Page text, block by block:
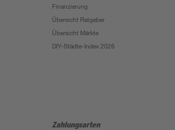
Finanzierung
Übersicht Ratgeber
Übersicht Märkte
DIY-Städte-Index 2026
Zahlungsarten